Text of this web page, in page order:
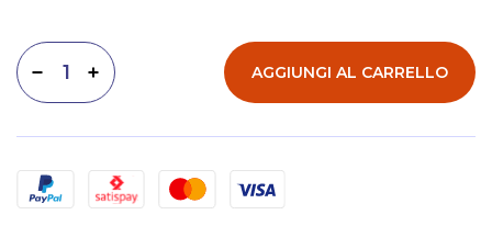
Aumenta quantità
Diminuisci quantità AGGIUNGI AL CARRELLO
Metodi di pagamento